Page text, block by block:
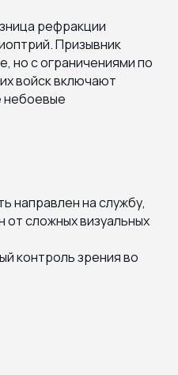
рефракции
Призывник
но с ограничениями по
войск включают
небоевые
направлен на службу,
сложных визуальных
контроль зрения во